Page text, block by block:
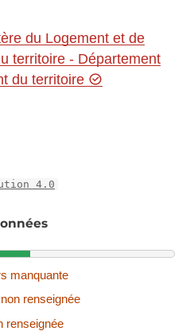
map.gis-
catalog.search#/metadat
in the view service (WMS)
service/GR_Pop_chang
guest
du Logement et de
territoire - Département
du territoire
4.0
manquante
renseignée
renseignée